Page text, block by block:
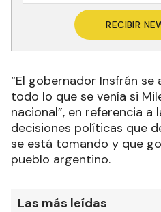
RECIBIR
“El gobernador Insfrán
todo lo que se venía si
nacional”, en referencia a
decisiones políticas que
se está tomando y que
pueblo argentino.
Las más leídas